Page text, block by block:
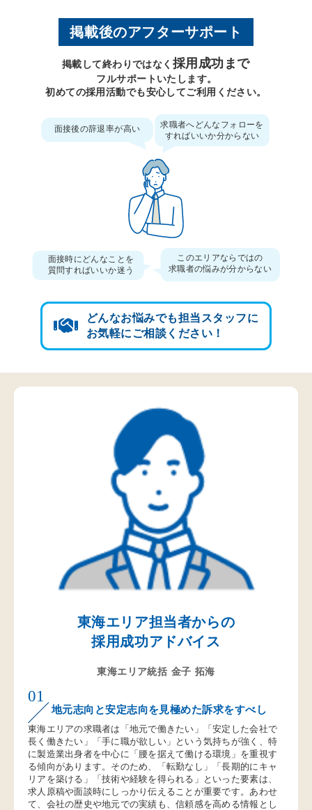
掲載後のアフターサポート
掲載して終わりではなく 採用成功まで
フルサポートいたします。
初めての採用活動でも安心してご利用ください。
面接後の辞退率が高い
求職者へどんなフォローを
すればいいか分からない
面接時にどんなことを
質問すればいいか迷う
このエリアならではの
求職者の悩みが分からない
どんなお悩みでも担当スタッフに
お気軽にご相談ください！
東海エリア担当者からの
採用成功アドバイス
東海エリア統括 金子 拓海
01
地元志向と安定志向を見極めた訴求をすべし
東海エリアの求職者は「地元で働きたい」「安定した会社で
長く働きたい」「手に職が欲しい」という気持ちが強く、特
に製造業出身者を中心に「腰を据えて働ける環境」を重視す
る傾向があります。そのため、「転勤なし」「長期的にキャ
リアを築ける」「技術や経験を得られる」といった要素は、
求人原稿や面談時にしっかり伝えることが重要です。あわせ
て、会社の歴史や地元での実績も、信頼感を高める情報とし